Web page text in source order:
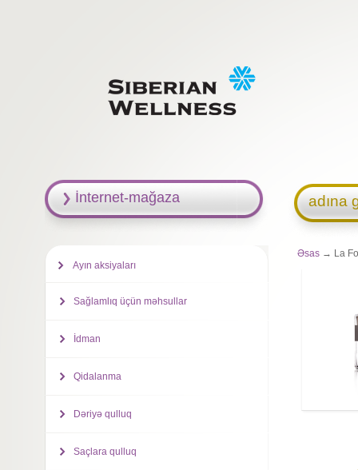
adına
Əsas → La
İnternet-mağaza
Ayın aksiyaları
Sağlamlıq üçün məhsullar
İdman
Qidalanma
Dəriyə qulluq
Saçlara qulluq